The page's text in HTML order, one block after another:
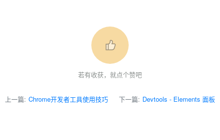
若有收获，就点个赞吧
上一篇: Chrome开发者工具使用技巧 下一篇: Devtools - Elements 面板